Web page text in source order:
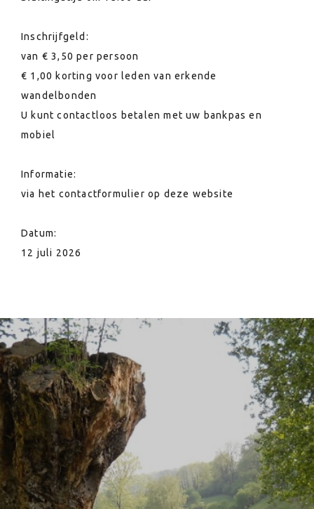
Inschrijfgeld:
van € 3,50 per persoon
€ 1,00 korting voor leden van erkende
wandelbonden
U kunt contactloos betalen met uw bankpas en
mobiel
Informatie:
via het contactformulier op deze website
Datum:
12 juli 2026